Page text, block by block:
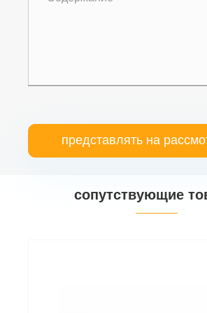
представлять на
сопутствующие